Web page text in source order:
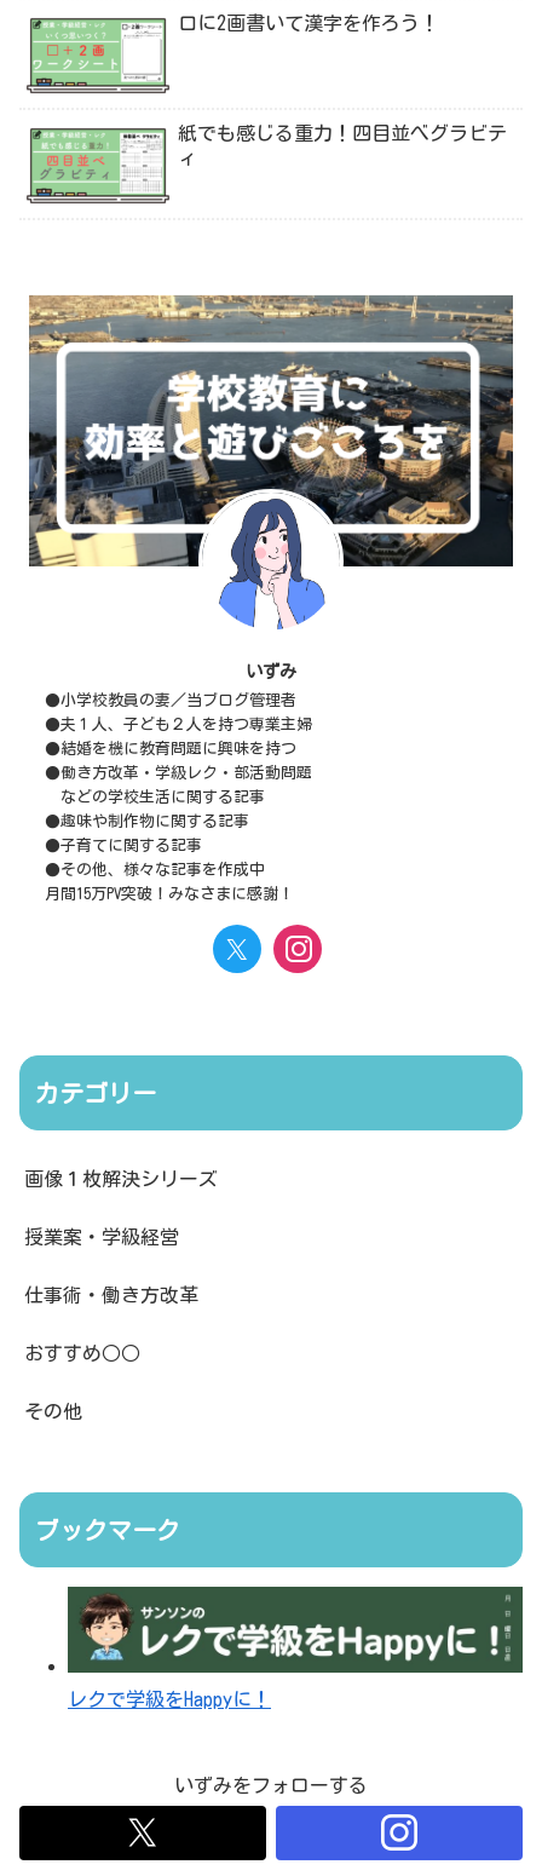
口に2画書いて漢字を作ろう！
紙でも感じる重力！四目並べグラビテ
ィ
いずみ
●小学校教員の妻／当ブログ管理者
●夫１人、子ども２人を持つ専業主婦
●結婚を機に教育問題に興味を持つ
●働き方改革・学級レク・部活動問題
などの学校生活に関する記事
●趣味や制作物に関する記事
●子育てに関する記事
●その他、様々な記事を作成中
月間15万PV突破！みなさまに感謝！
カテゴリー
画像１枚解決シリーズ
授業案・学級経営
仕事術・働き方改革
おすすめ○○
その他
ブックマーク
レクで学級をHappyに！
いずみをフォローする